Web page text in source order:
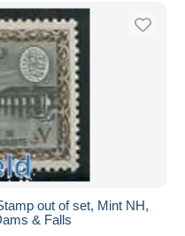
out of set, Mint NH,
& Falls